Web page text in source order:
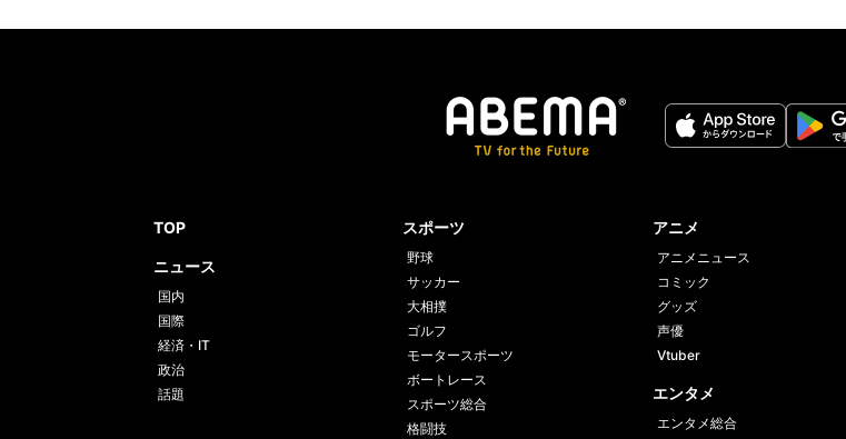
TOP
ニュース
国内
国際
経済・IT
政治
話題
スポーツ
野球
サッカー
大相撲
ゴルフ
モータースポーツ
ボートレース
スポーツ総合
格闘技
アニメ
アニメニュース
コミック
グッズ
声優
Vtuber
エンタメ
エンタメ総合